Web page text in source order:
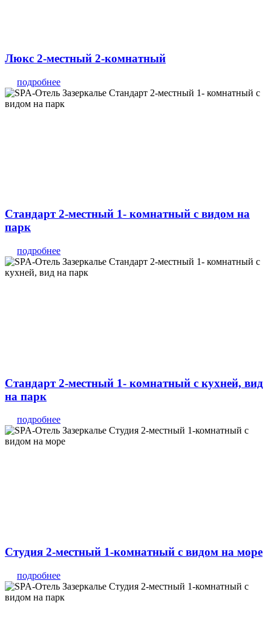
Люкс 2-местный 2-комнатный
подробнее
Стандарт 2-местный 1- комнатный с видом на
парк
подробнее
Стандарт 2-местный 1- комнатный с кухней, вид
на парк
подробнее
Студия 2-местный 1-комнатный с видом на море
подробнее